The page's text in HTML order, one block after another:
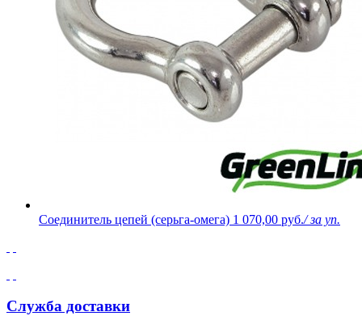
Соединитель цепей (серьга-омега) 1 070,00 руб./ за уп.
Служба доставки